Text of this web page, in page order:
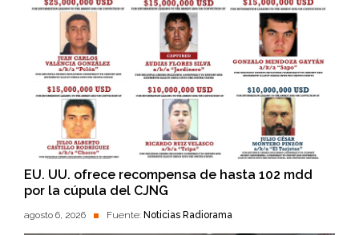
EU. UU. ofrece recompensa de hasta 102 mdd
por la cúpula del CJNG
agosto 6, 2026 Fuente: Noticias Radiorama